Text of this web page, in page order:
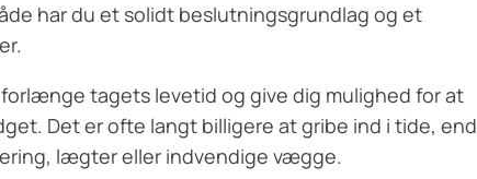
har du et solidt beslutningsgrundlag og et
tagets levetid og give dig mulighed for at
Det er ofte langt billigere at gribe ind i tide, end
lægter eller indvendige vægge.